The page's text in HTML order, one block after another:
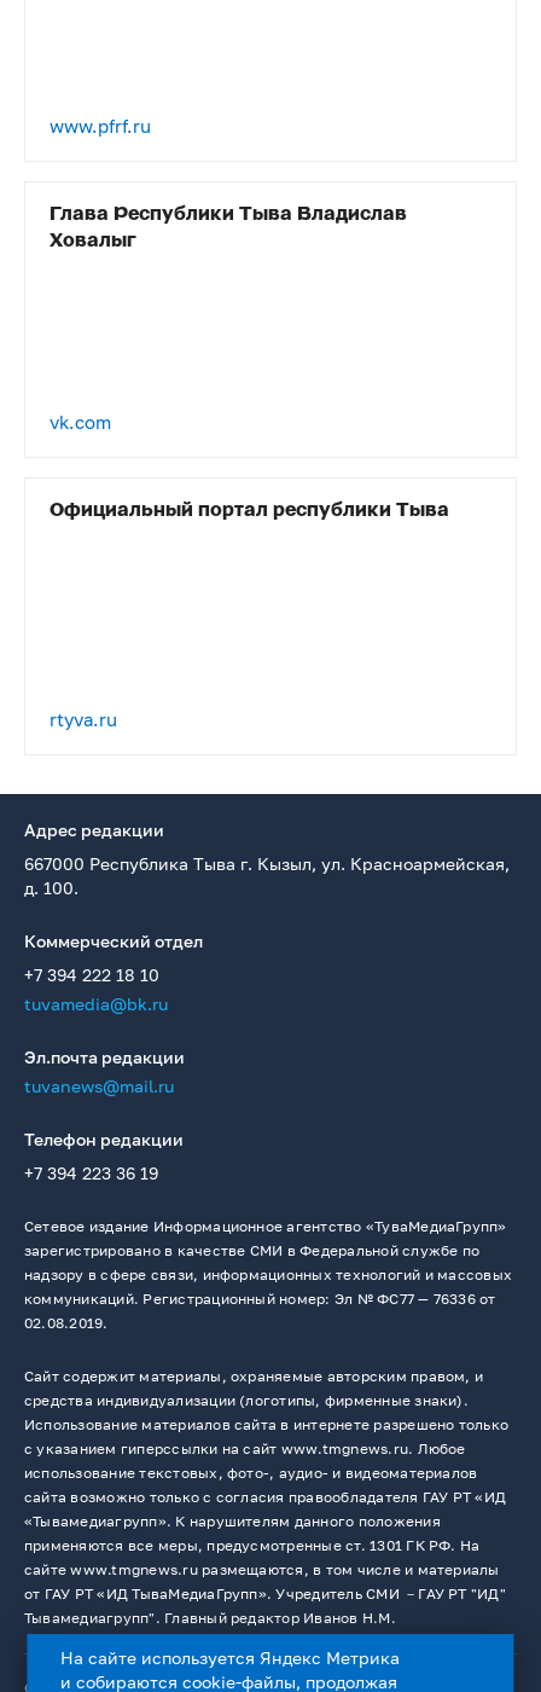
www.pfrf.ru
Глава Республики Тыва Владислав
Ховалыг
vk.com
Официальный портал республики Тыва
rtyva.ru
Адрес редакции
667000 Республика Тыва г. Кызыл, ул. Красноармейская,
д. 100.
Коммерческий отдел
+7 394 222 18 10
tuvamedia@bk.ru
Эл.почта редакции
tuvanews@mail.ru
Телефон редакции
+7 394 223 36 19
Сетевое издание Информационное агентство «ТуваМедиаГрупп»
зарегистрировано в качестве СМИ в Федеральной службе по
надзору в сфере связи, информационных технологий и массовых
коммуникаций. Регистрационный номер: Эл № ФС77 — 76336 от
02.08.2019.
Сайт содержит материалы, охраняемые авторским правом, и
средства индивидуализации (логотипы, фирменные знаки).
Использование материалов сайта в интернете разрешено только
с указанием гиперссылки на сайт www.tmgnews.ru. Любое
использование текстовых, фото-, аудио- и видеоматериалов
сайта возможно только с согласия правообладателя ГАУ РТ «ИД
«Тывамедиагрупп». К нарушителям данного положения
применяются все меры, предусмотренные ст. 1301 ГК РФ. На
сайте www.tmgnews.ru размещаются, в том числе и материалы
от ГАУ РТ «ИД ТываМедиаГрупп». Учредитель СМИ －ГАУ РТ "ИД"
Тывамедиагрупп". Главный редактор Иванов Н.М.
© 2026. Все права защищены. 12+
На сайте используется Яндекс Метрика
и собираются cookie-файлы, продолжая